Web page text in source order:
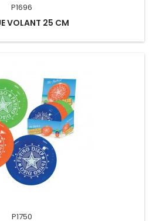
P1696
VOLANT 25 CM
P1750